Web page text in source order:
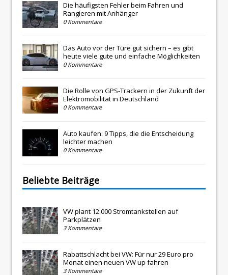
Die häufigsten Fehler beim Fahren und
Rangieren mit Anhänger
0 Kommentare
Das Auto vor der Türe gut sichern – es gibt
heute viele gute und einfache Möglichkeiten
0 Kommentare
Die Rolle von GPS-Trackern in der Zukunft der
Elektromobilität in Deutschland
0 Kommentare
Auto kaufen: 9 Tipps, die die Entscheidung
leichter machen
0 Kommentare
Beliebte Beiträge
VW plant 12.000 Stromtankstellen auf
Parkplätzen
3 Kommentare
Rabattschlacht bei VW: Für nur 29 Euro pro
Monat einen neuen VW up fahren
3 Kommentare